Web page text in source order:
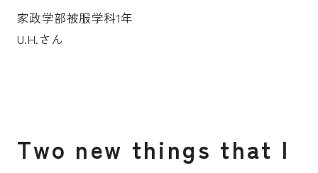
学校法人日本女子大学
附属豊明幼稚園
家政学部被服学科1年
U.H.さん
Two new things that I